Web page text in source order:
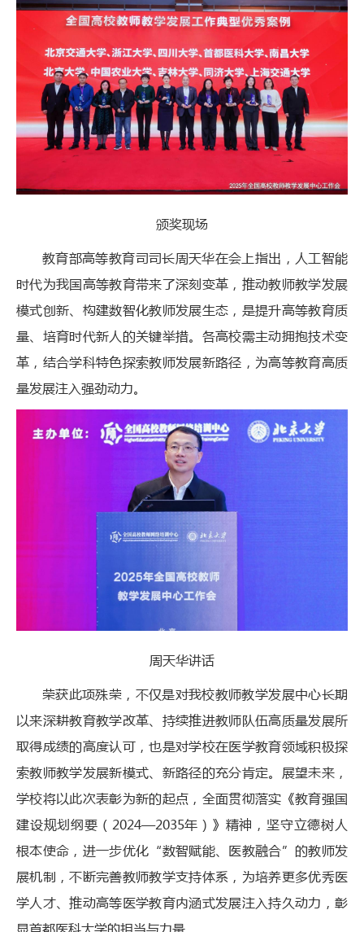
颁奖现场
教育部高等教育司司长周天华在会上指出，人工智能
时代为我国高等教育带来了深刻变革，推动教师教学发展
模式创新、构建数智化教师发展生态，是提升高等教育质
量、培育时代新人的关键举措。各高校需主动拥抱技术变
革，结合学科特色探索教师发展新路径，为高等教育高质
量发展注入强劲动力。
周天华讲话
荣获此项殊荣，不仅是对我校教师教学发展中心长期
以来深耕教育教学改革、持续推进教师队伍高质量发展所
取得成绩的高度认可，也是对学校在医学教育领域积极探
索教师教学发展新模式、新路径的充分肯定。展望未来，
学校将以此次表彰为新的起点，全面贯彻落实《教育强国
建设规划纲要（2024—2035年）》精神，坚守立德树人
根本使命，进一步优化“数智赋能、医教融合”的教师发
展机制，不断完善教师教学支持体系，为培养更多优秀医
学人才、推动高等医学教育内涵式发展注入持久动力，彰
显首都医科大学的担当与力量。